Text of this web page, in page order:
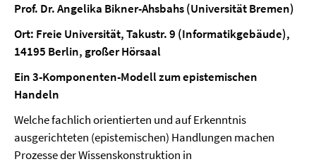
Prof. Dr. Angelika Bikner-Ahsbahs (Universität Bremen)
Ort: Freie Universität, Takustr. 9 (Informatikgebäude),
14195 Berlin, großer Hörsaal
Ein 3-Komponenten-Modell zum epistemischen
Handeln
Welche fachlich orientierten und auf Erkenntnis
ausgerichteten (epistemischen) Handlungen machen
Prozesse der Wissenskonstruktion in